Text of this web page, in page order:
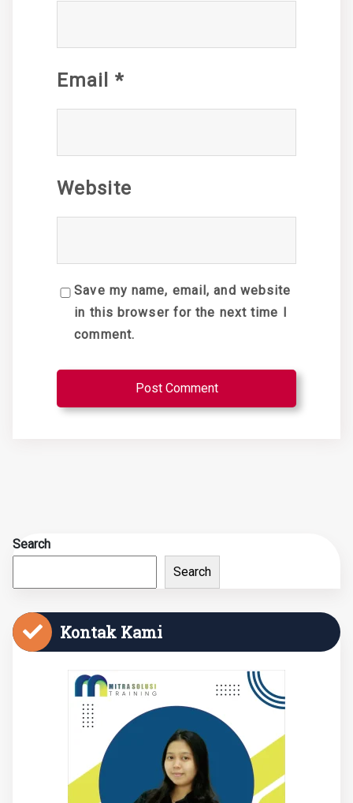
Email *
Website
Save my name, email, and website
in this browser for the next time I
comment.
Search
Search
Kontak Kami